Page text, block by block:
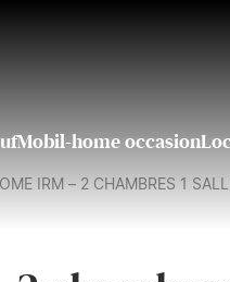
Mobil-home occasion
IRM – 2 CHAMBRES 1